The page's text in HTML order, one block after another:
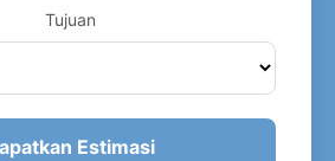
Tujuan
Estimasi